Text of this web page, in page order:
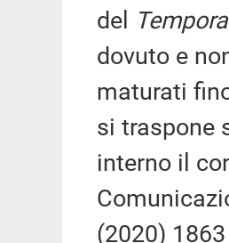
del
dovuto e
maturati
si traspone
interno il
(2020)